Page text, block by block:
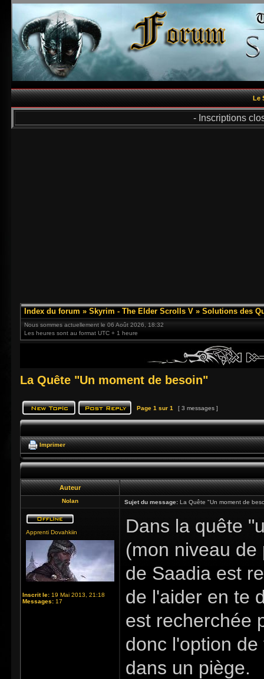
Le
- Inscriptions
Index du forum » Skyrim - The Elder Scrolls V » Solutions des
Nous sommes actuellement le 06 Août 2026, 18:32
Les heures sont au format UTC + 1 heure
La Quête "Un moment de besoin"
Page 1 sur 1 [ 3 messages ]
Imprimer
Auteur
Nolan Sujet du message: La Quête "Un moment de
Apprenti Dovahkiin
Inscrit le: 19 Mai 2013, 21:18
Messages: 17
Dans la quête
(mon niveau
de Saadia est
de l'aider en te
est recherchée
donc l'option
dans un piège.